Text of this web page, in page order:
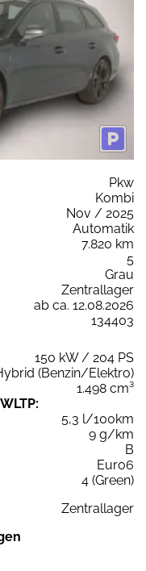
Pkw
Kombi
Nov / 2025
Automatik
7.820 km
5
Grau
Zentrallager
ab ca. 12.08.2026
134403
150 kW / 204 PS
(Benzin/Elektro)
1.498 cm³
5,3 l/100km
9 g/km
B
Euro6
4 (Green)
Zentrallager